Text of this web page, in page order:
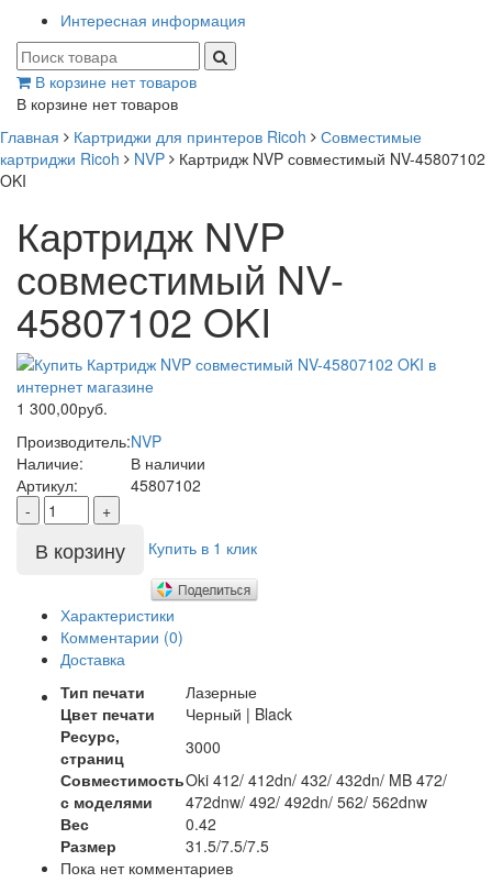
Интересная информация
В корзине нет товаров
В корзине нет товаров
Главная
Картриджи для принтеров Ricoh
Совместимые
картриджи Ricoh
NVP
Картридж NVP совместимый NV-45807102
OKI
Картридж NVP
совместимый NV-
45807102 OKI
1 300,00руб.
Производитель:NVP
Наличие:
В наличии
Артикул:
45807102
Купить в 1 клик
Характеристики
Комментарии (0)
Доставка
Тип печати
Лазерные
Цвет печати
Черный | Black
Ресурс,
страниц
3000
Совместимость
с моделями
Oki 412/ 412dn/ 432/ 432dn/ MB 472/
472dnw/ 492/ 492dn/ 562/ 562dnw
Вес
0.42
Размер
31.5/7.5/7.5
Пока нет комментариев